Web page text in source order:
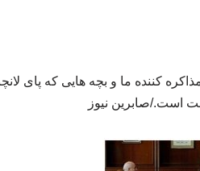
کننده ما و بچه هایی که پای
است./صابرین نیوز